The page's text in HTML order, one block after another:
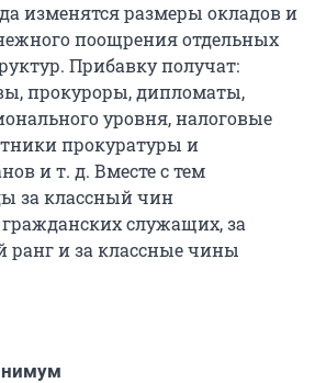
изменятся размеры окладов и
поощрения отдельных
Прибавку получат:
прокуроры, дипломаты,
уровня, налоговые
прокуратуры и
и т. д. Вместе с тем
за классный чин
служащих, за
ранг и за классные чины